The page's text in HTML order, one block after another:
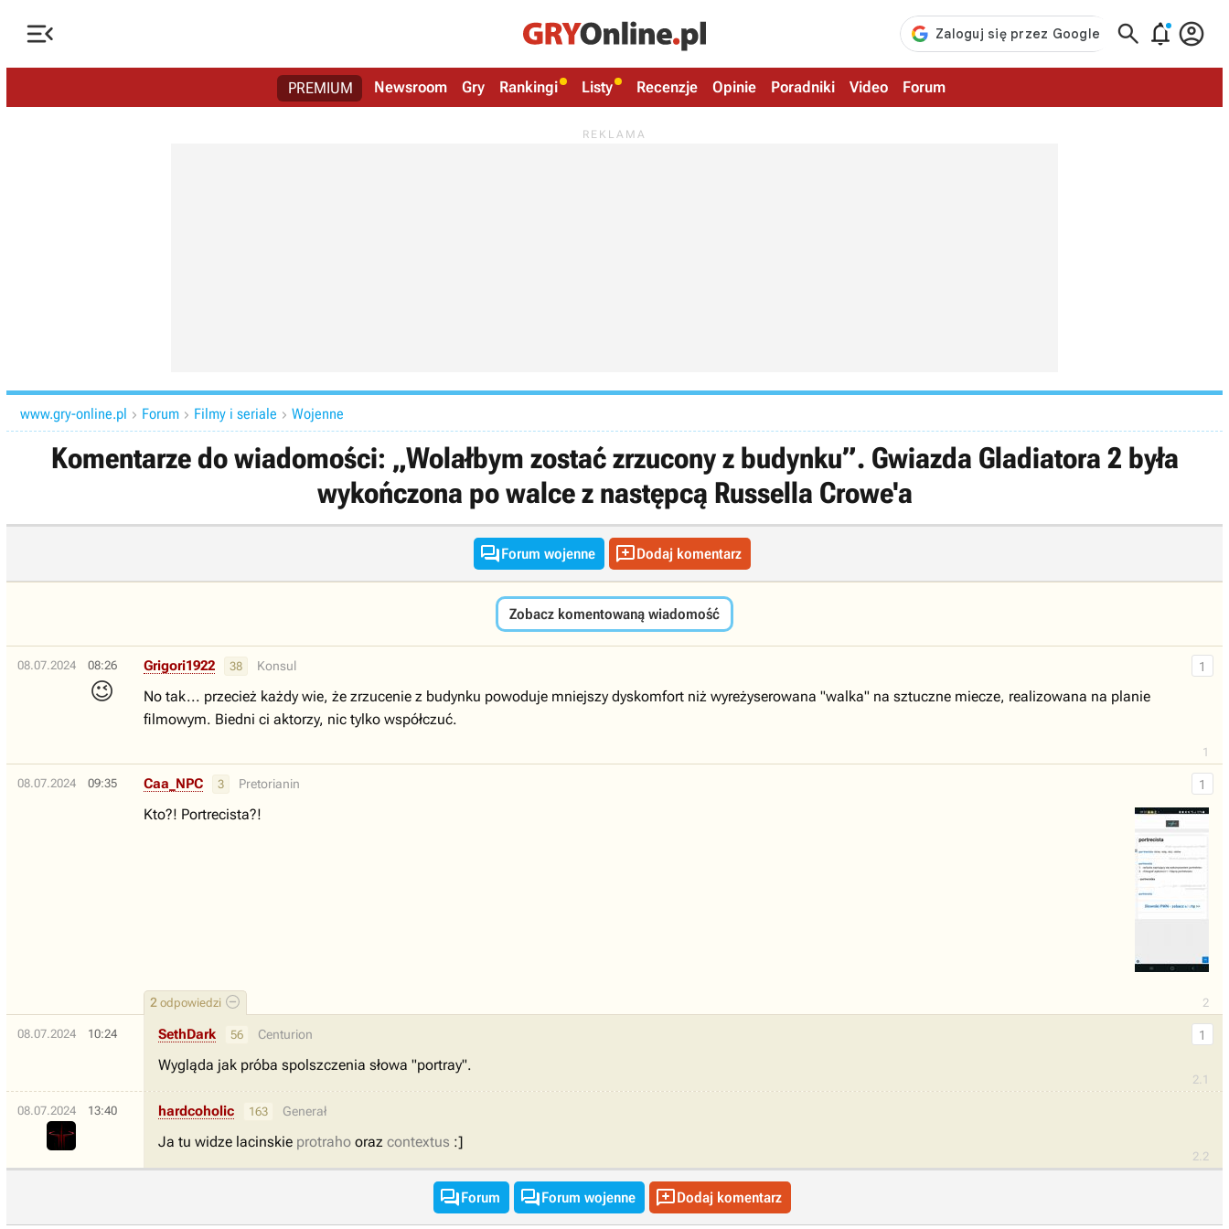
   
PREMIUM Newsroom Gry Rankingi Listy Recenzje Opinie Poradniki Video Forum
www.gry-online.pl  Forum  Filmy i seriale  Wojenne
Komentarze do wiadomości: „Wolałbym zostać zrzucony z budynku”. Gwiazda Gladiatora 2 była
wykończona po walce z następcą Russella Crowe'a
Forum wojenne Dodaj komentarz
Zobacz komentowaną wiadomość
08.07.2024 08:26
😉
1
1
Grigori1922 38 Konsul
No tak... przecież każdy wie, że zrzucenie z budynku powoduje mniejszy dyskomfort niż wyreżyserowana "walka" na sztuczne miecze, realizowana na planie
filmowym. Biedni ci aktorzy, nic tylko współczuć.
08.07.2024 09:35
2
1
2 odpowiedzi
Caa_NPC 3 Pretorianin
Kto?! Portrecista?!
08.07.2024 10:24
2.1
1
SethDark 56 Centurion
Wygląda jak próba spolszczenia słowa "portray".
08.07.2024 13:40
2.2
hardcoholic 163 Generał
Ja tu widze lacinskie protraho oraz contextus :]
Forum Forum wojenne Dodaj komentarz